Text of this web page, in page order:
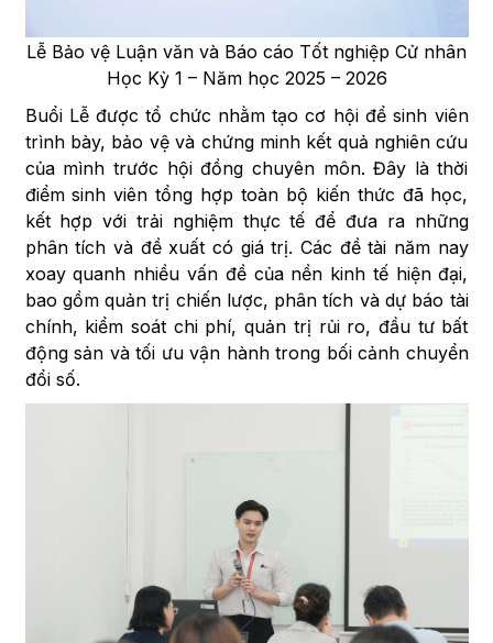
Lễ Bảo vệ Luận văn và Báo cáo Tốt nghiệp Cử nhân
Học Kỳ 1 – Năm học 2025 – 2026
Buổi Lễ được tổ chức nhằm tạo cơ hội để sinh viên
trình bày, bảo vệ và chứng minh kết quả nghiên cứu
của mình trước hội đồng chuyên môn. Đây là thời
điểm sinh viên tổng hợp toàn bộ kiến thức đã học,
kết hợp với trải nghiệm thực tế để đưa ra những
phân tích và đề xuất có giá trị. Các đề tài năm nay
xoay quanh nhiều vấn đề của nền kinh tế hiện đại,
bao gồm quản trị chiến lược, phân tích và dự báo tài
chính, kiểm soát chi phí, quản trị rủi ro, đầu tư bất
động sản và tối ưu vận hành trong bối cảnh chuyển
đổi số.